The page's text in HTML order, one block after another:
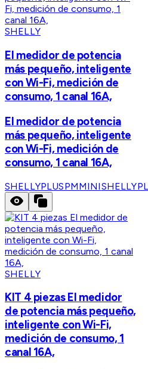
SHELLY
El medidor de potencia
más pequeño, inteligente
con Wi-Fi, medición de
consumo, 1 canal 16A,
El medidor de potencia
más pequeño, inteligente
con Wi-Fi, medición de
consumo, 1 canal 16A,
SHELLYPLUSPMMINI
SHELLY
KIT 4 piezas El medidor
de potencia más pequeño,
inteligente con Wi-Fi,
medición de consumo, 1
canal 16A,